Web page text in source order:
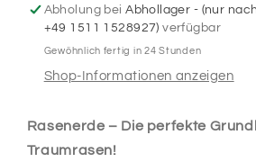
Abholung beiAbhollager - (nur
+49 1511 1528927) verfügbar
Gewöhnlich fertig in 24 Stunden
Shop-Informationen anzeigen
Rasenerde – Die perfekte
Traumrasen!